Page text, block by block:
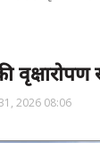
2026 08:06